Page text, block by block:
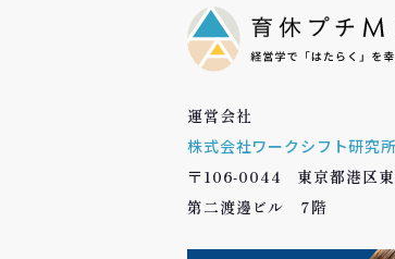
運営会社
株式会社ワークシフト研究所
〒106-0044 東京都港区東
第二渡邊ビル 7階